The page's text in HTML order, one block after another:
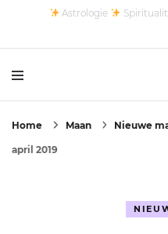
Astrologie
Home Maan Nieuwe
april 2019